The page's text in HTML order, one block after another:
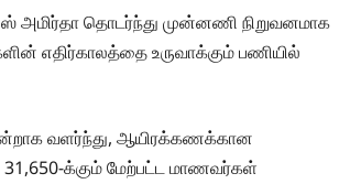
அமிர்தா தொடர்ந்து முன்னணி நிறுவனமாக
எதிர்காலத்தை உருவாக்கும் பணியில்
வளர்ந்து, ஆயிரக்கணக்கான
க்கும் மேற்பட்ட மாணவர்கள்